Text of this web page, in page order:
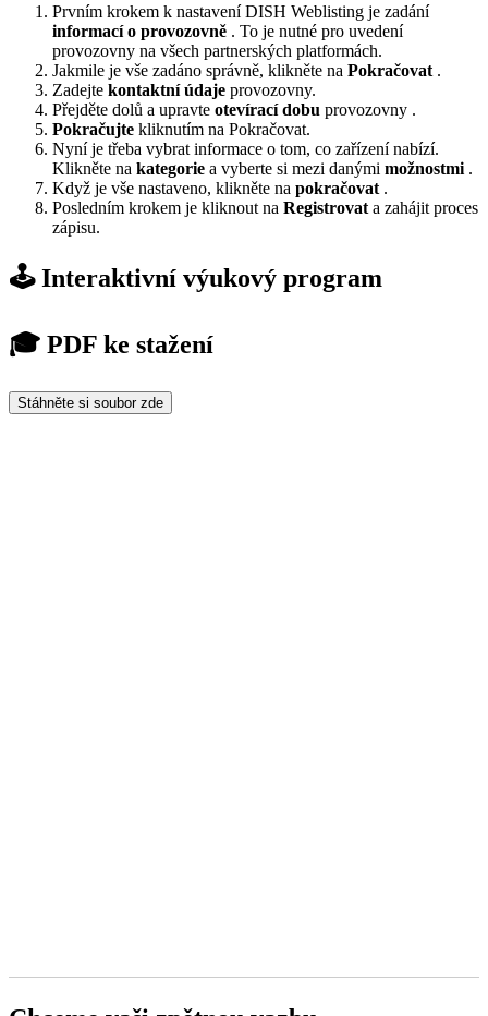
Prvním krokem k nastavení DISH Weblisting je zadání
informací o provozovně . To je nutné pro uvedení
provozovny na všech partnerských platformách.
Jakmile je vše zadáno správně, klikněte na Pokračovat .
Zadejte kontaktní údaje provozovny.
Přejděte dolů a upravte otevírací dobu provozovny .
Pokračujte kliknutím na Pokračovat.
Nyní je třeba vybrat informace o tom, co zařízení nabízí.
Klikněte na kategorie a vyberte si mezi danými možnostmi .
Když je vše nastaveno, klikněte na pokračovat .
Posledním krokem je kliknout na Registrovat a zahájit proces
zápisu.
🕹️ Interaktivní výukový program
🎓 PDF ke stažení
Stáhněte si soubor zde